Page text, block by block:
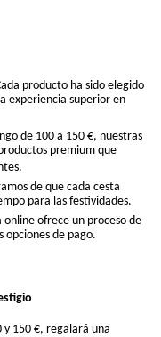
producto ha sido elegido
experiencia superior en
de 100 a 150 €, nuestras
premium que
de que cada cesta
para las festividades.
ofrece un proceso de
de pago.
y 150 €, regalará una